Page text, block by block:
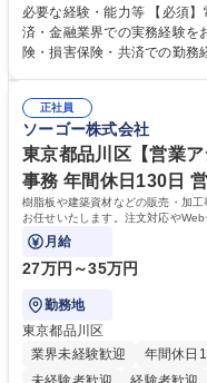
い合わせ電話対応や書類発送等を担当します
内容確認、および共済金支払
用システムへのデータ入力、
指定する業務 募集職種 横浜市【共済金支払事務】金融保険業界経験歓迎/
各種手当充実/転勤無
必要な経験・能力等 【必須
済・金融業界での実務経験を
険・損害保険・共済での勤務
務へのキャリアチェンジ希望者も大歓迎です
大学 高専 短大 専修学校 高校
正社員
ソーゴー株式会社
東京都品川区【営業
事務 年間休日130日
樹脂板や建築資材などの販売・加
お任せいたします。注文対応や
話・メール対応等の事務業務を担当
月給
27万円～35万円
勤務地
東京都品川区
業界未経験歓迎
年間休日